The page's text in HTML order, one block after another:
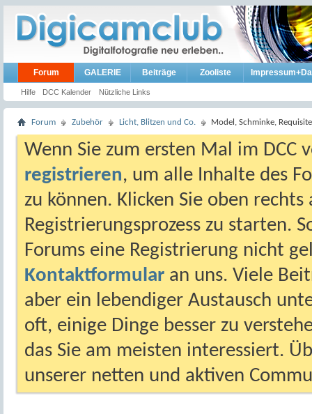
Forum
Hilfe DCC Kalender Nützliche Links
GALERIE Beiträge Zooliste
Forum Zubehör Licht, Blitzen und Co. Model, Schminke,
Wenn Sie zum ersten Mal im DCC
registrieren, um alle Inhalte des
zu können. Klicken Sie oben
Registrierungsprozess zu starten.
Forums eine Registrierung nicht
Kontaktformular an uns. Viele
aber ein lebendiger Austausch
oft, einige Dinge besser zu
das Sie am meisten interessiert.
unserer netten und aktiven